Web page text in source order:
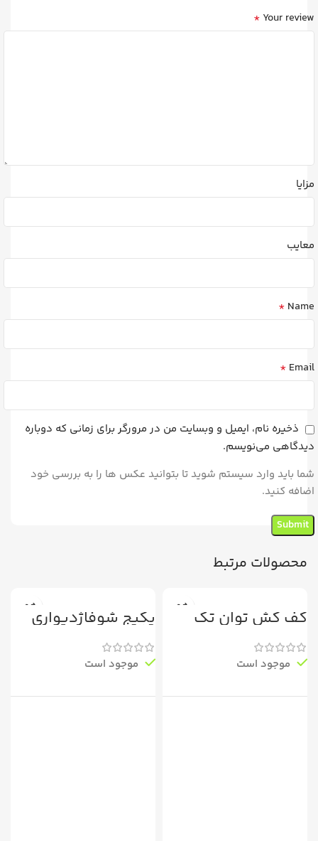
Your review
*
مزایا
معایب
Name
*
Email
*
ذخیره نام، ایمیل و وبسایت من در مرورگر برای زمانی که دوباره
دیدگاهی می‌نویسم.
شما باید وارد سیستم شوید تا بتوانید عکس ها را به بررسی خود
اضافه کنید.
محصولات مرتبط
کف کش توان تک
موجود است
پکیج شوفاژدیواری
Espadan28
موجود است